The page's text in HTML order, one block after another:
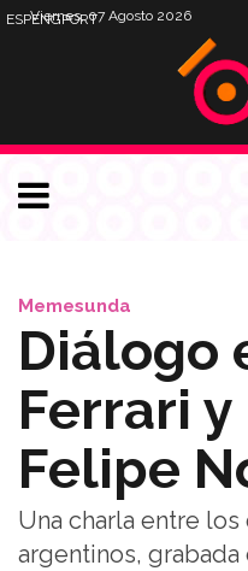
Viernes, 07 Agosto 2026
ESPENGPORT
Memesunda
Diálogo
Ferrari y
Felipe
Una charla entre
argentinos,